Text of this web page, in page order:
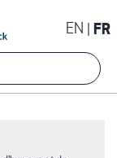
EN FR